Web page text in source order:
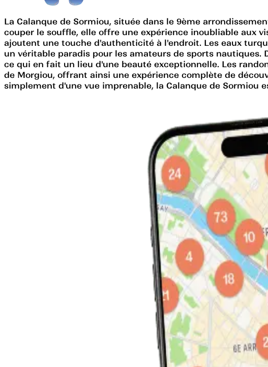
La Calanque de Sormiou, située dans le 9ème
couper le souffle, elle offre une expérience inoubliable aux
ajoutent une touche d'authenticité à l'endroit. Les eaux
un véritable paradis pour les amateurs de sports nautiques.
ce qui en fait un lieu d'une beauté exceptionnelle. Les
de Morgiou, offrant ainsi une expérience complète de
simplement d'une vue imprenable, la Calanque de Sormiou